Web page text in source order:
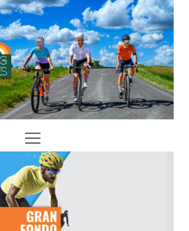
Open
Mobile
Menu